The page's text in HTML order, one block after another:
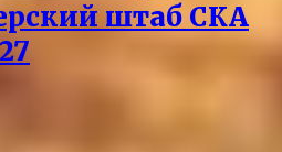
штаб СКА